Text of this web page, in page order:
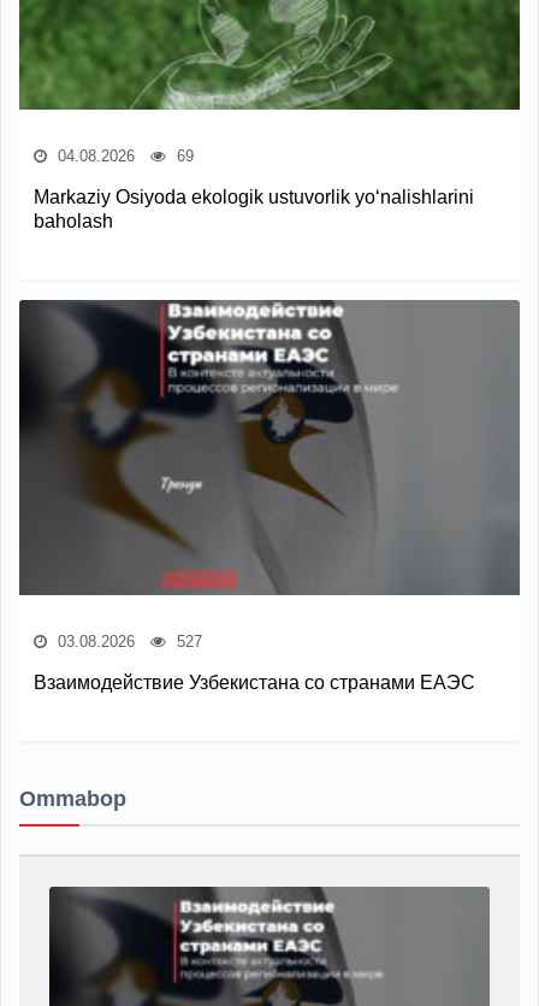
04.08.2026 69
Markaziy Osiyoda ekologik ustuvorlik yo‘nalishlarini
baholash
03.08.2026 527
Взаимодействие Узбекистана со странами ЕАЭС
Ommabop